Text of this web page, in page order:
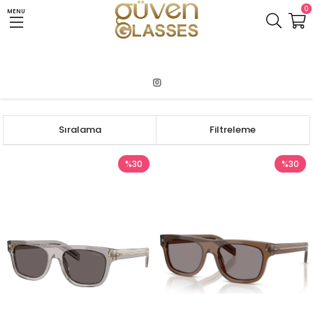
MENU 0
Filtreleme
Sıralama
%30 %30